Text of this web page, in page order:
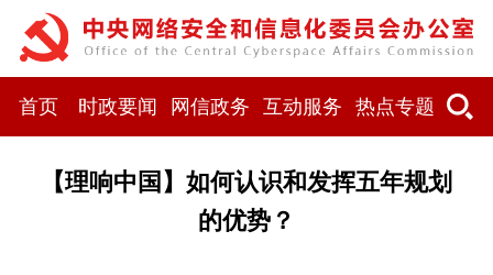
首页 时政要闻 网信政务 互动服务 热点专题
【理响中国】如何认识和发挥五年规划
的优势？